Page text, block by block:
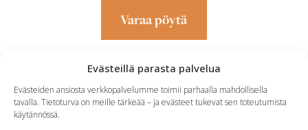
Evästeillä parasta palvelua
Evästeiden ansiosta verkkopalvelumme toimii parhaalla mahdollisella
tavalla. Tietoturva on meille tärkeää – ja evästeet tukevat sen toteutumista
käytännössä.
Varaa pöytä